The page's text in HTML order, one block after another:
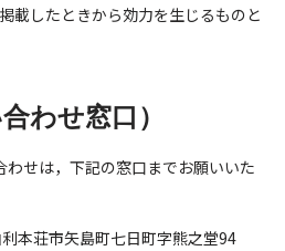
載したときから効力を生じるものと
わせ窓口）
せは，下記の窓口までお願いいた
本荘市矢島町七日町字熊之堂94